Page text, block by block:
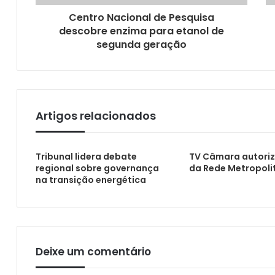
Situação das agências reguladoras
Centro Nacional de Pesquisa
descobre enzima para etanol de
segunda geração
Artigos relacionados
Tribunal lidera debate
regional sobre governança
na transição energética
TV Câmara
da Rede
Deixe um comentário